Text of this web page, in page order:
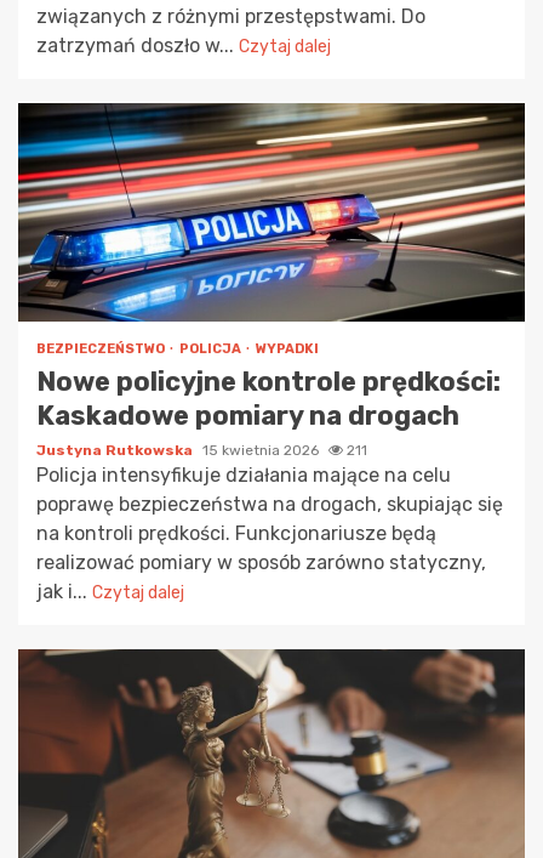
związanych z różnymi przestępstwami. Do
zatrzymań doszło w... Czytaj dalej
BEZPIECZEŃSTWO POLICJA WYPADKI
Nowe policyjne kontrole prędkości:
Kaskadowe pomiary na drogach
Justyna Rutkowska 15 kwietnia 2026 211
Policja intensyfikuje działania mające na celu
poprawę bezpieczeństwa na drogach, skupiając się
na kontroli prędkości. Funkcjonariusze będą
realizować pomiary w sposób zarówno statyczny,
jak i... Czytaj dalej